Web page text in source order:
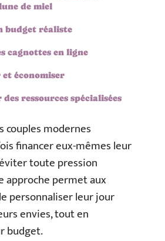
de miel
budget réaliste
cagnottes en ligne
économiser
ressources spécialisées
couples modernes
financer eux-mêmes leur
toute pression
approche permet aux
personnaliser leur jour
envies, tout en
budget.